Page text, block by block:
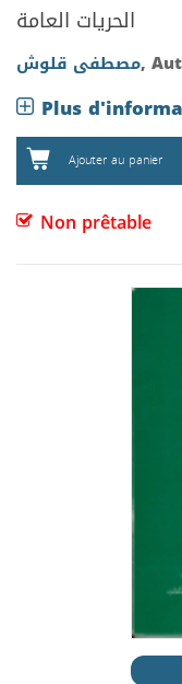
الحريات العامة
مصطفى قلوش,
Plus
Ajouter au panier
Non prêtable